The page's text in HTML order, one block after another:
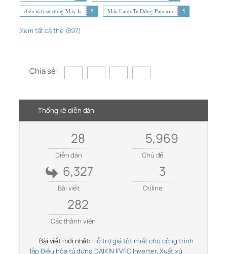
diện tích sử dụng Máy lạ
5 Máy Lạnh Tủ Đứng Panason 5
Xem tất cả thẻ (897)
Chia sẻ:
Thống kê diễn đàn
28
Diễn đàn
5,969
Chủ đề
6,327
Bài viết
3
Online
282
Các thành viên
Bài viết mới nhất: Hỗ trợ giá tốt nhất cho công trình
lắp Điều hòa tủ đứng DAIKIN FVFC Inverter, Xuất xứ